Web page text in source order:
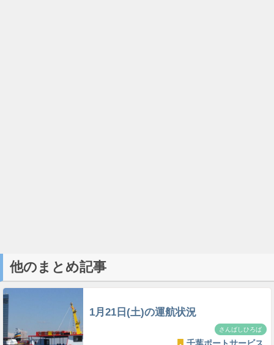
他のまとめ記事
1月21日(土)の運航状況
さんばしひろば